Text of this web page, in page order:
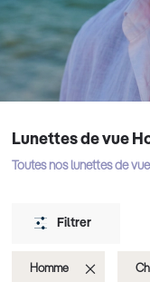
Lunettes de vue
Toutes nos lunettes de
Filtrer
Homme Supprimer